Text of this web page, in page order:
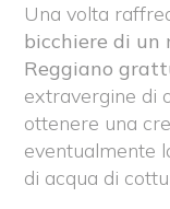
Una volta
bicchiere di un
Reggiano
extravergine di
ottenere una
eventualmente
di acqua di